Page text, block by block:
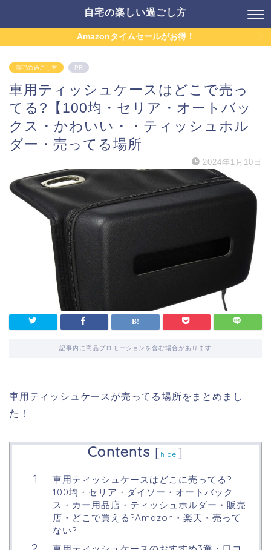
自宅の楽しい過ごし方
Amazonタイムセールがお得！
自宅の過ごし方 PR
車用ティッシュケースはどこで売っ
てる?【100均・セリア・オートバッ
クス・かわいい・・ティッシュホル
ダー・売ってる場所
2024年1月10日
記事内に商品プロモーションを含む場合があります
車用ティッシュケースが売ってる場所をまとめまし
た！
Contents [hide ]
車用ティッシュケースはどこに売ってる?
100均・セリア・ダイソー・オートバック
ス・カー用品店・ティッシュホルダー・販売
店・どこで買える?Amazon・楽天・売って
ない?